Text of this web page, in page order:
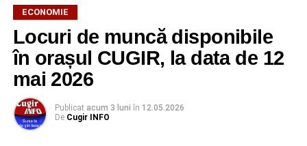
ECONOMIE
Locuri de muncă disponibile
în orașul CUGIR, la data de 12
mai 2026
Publicat acum 3 luni în 12.05.2026
De Cugir INFO